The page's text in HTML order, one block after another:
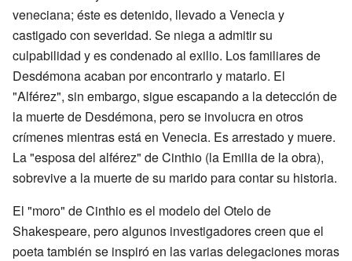
veneciana; éste es detenido, llevado a Venecia y
castigado con severidad. Se niega a admitir su
culpabilidad y es condenado al exilio. Los familiares de
Desdémona acaban por encontrarlo y matarlo. El
"Alférez", sin embargo, sigue escapando a la detección de
la muerte de Desdémona, pero se involucra en otros
crímenes mientras está en Venecia. Es arrestado y muere.
La "esposa del alférez" de Cinthio (la Emilia de la obra),
sobrevive a la muerte de su marido para contar su historia.
El "moro" de Cinthio es el modelo del Otelo de
Shakespeare, pero algunos investigadores creen que el
poeta también se inspiró en las varias delegaciones moras